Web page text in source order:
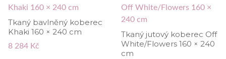
Tkaný bavlněný koberec
Khaki 160 × 240 cm
8 284 Kč
Tkaný jutový koberec Off
White/Flowers 160 × 240
cm